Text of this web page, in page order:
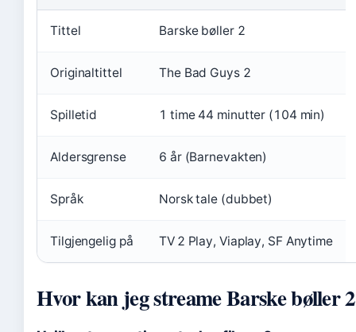
Tittel Barske bøller 2
Originaltittel The Bad Guys 2
Spilletid 1 time 44 minutter (104 min)
Aldersgrense 6 år (Barnevakten)
Språk Norsk tale (dubbet)
Tilgjengelig på TV 2 Play, Viaplay, SF Anytime
Hvor kan jeg streame Barske bøller